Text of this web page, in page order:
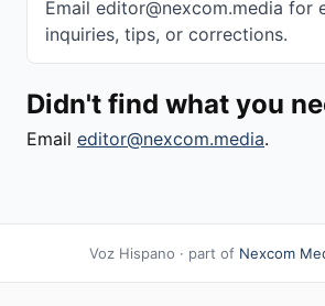
Email editor@nexcom.media for
inquiries, tips, or corrections.
Didn't find what you
Email editor@nexcom.media.
Voz Hispano · part of Nexcom